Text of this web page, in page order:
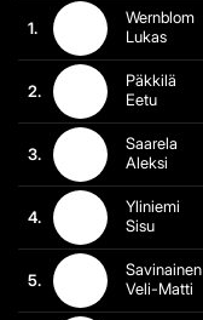
1.
Wernblom
Lukas
2.
Päkkilä
Eetu
3.
Saarela
Aleksi
4.
Yliniemi
Sisu
5.
Savinainen
Veli-Matti